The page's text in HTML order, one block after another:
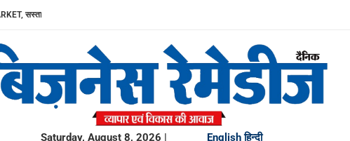
सस्ता...
AAVIN...
में उत्पादन...
BNP...
16TH BRICS TRADE MINISTERS’...
PRATIBHA AGARWAL ON...
के...
Saturday, August 8, 2026 | English हिन्दी